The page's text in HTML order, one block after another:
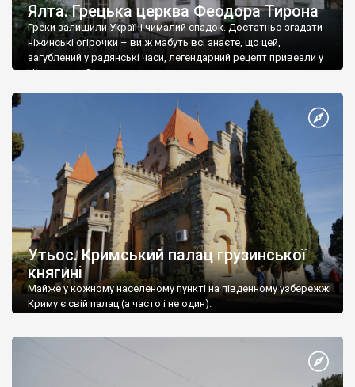
Ялта. Грецька церква Феодора Тирона
Греки залишили Україні чималий спадок. Достатньо згадати
ніжинські огірочки – ви ж мабуть всі знаєте, що цей,
загублений у радянські часи, легендарний рецепт привезли у
Ніжин греки?
Утьос. Кримський палац грузинської
княгині
Майже у кожному населеному пункті на південному узбережжі
Криму є свій палац (а часто і не один).